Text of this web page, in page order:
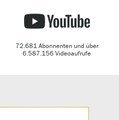
72.681 Abonnenten und über
6.587.156 Videoaufrufe